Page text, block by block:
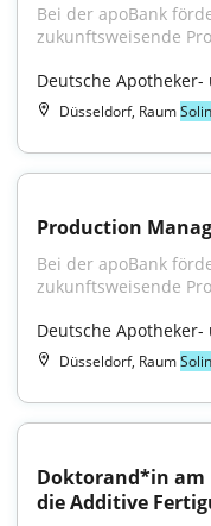
Bei der apoBank
zukunftsweisende
Deutsche
Düsseldorf, Raum
Production
Bei der apoBank
zukunftsweisende
Deutsche
Düsseldorf, Raum
Doktorand*in
die Additive